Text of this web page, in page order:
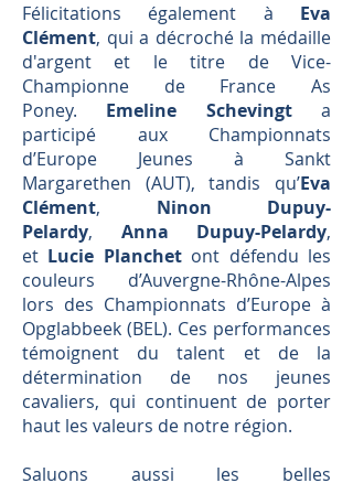
Félicitations également à Eva
Clément, qui a décroché la médaille
d'argent et le titre de Vice-
Championne de France As
Poney. Emeline Schevingta
participé aux Championnats
d’Europe Jeunes à Sankt
Margarethen (AUT), tandis qu’Eva
Clément, Ninon Dupuy-
Pelardy, Anna Dupuy-Pelardy,
et Lucie Planchetont défendu les
couleurs d’Auvergne-Rhône-Alpes
lors des Championnats d’Europe à
Opglabbeek (BEL). Ces performances
témoignent du talent et de la
détermination de nos jeunes
cavaliers, qui continuent de porter
haut les valeurs de notre région.
Saluons aussi les belles